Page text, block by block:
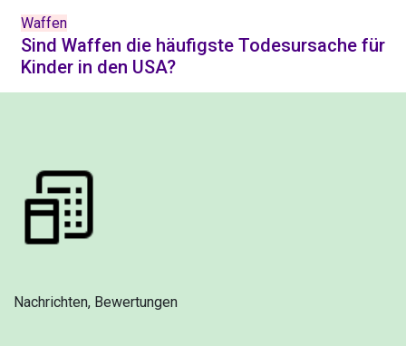
Waffen
Sind Waffen die häufigste Todesursache für
Kinder in den USA?
Nachrichten, Bewertungen